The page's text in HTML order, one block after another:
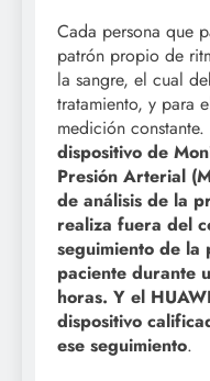
Cada persona que
patrón propio de
la sangre, el cual
tratamiento, y para
medición constante.
dispositivo de
Presión Arterial
de análisis de la
realiza fuera del
seguimiento de
paciente durante
horas. Y el
dispositivo
ese seguimiento.